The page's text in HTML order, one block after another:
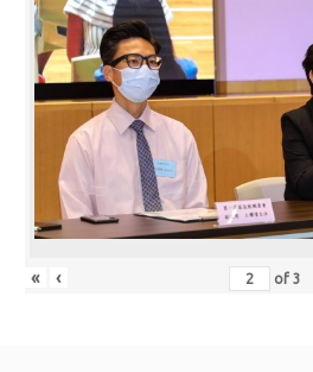
« ‹ of3